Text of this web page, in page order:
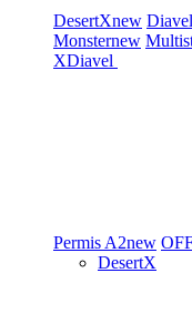
DesertXnew Diavel
Monsternew
XDiavel
Permis A2new
DesertX